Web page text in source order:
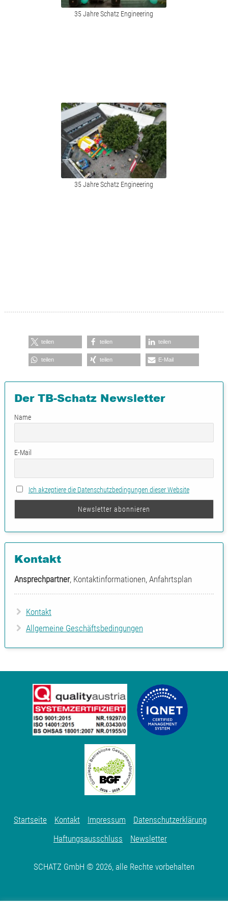
35 Jahre Schatz Engineering
35 Jahre Schatz Engineering
teilen teilen teilen
teilen teilen E-Mail
Der TB-Schatz Newsletter
Name
E-Mail
Ich akzeptiere die Datenschutzbedingungen dieser Website
Kontakt
Ansprechpartner, Kontaktinformationen, Anfahrtsplan
Kontakt
Allgemeine Geschäftsbedingungen
Startseite Kontakt Impressum
Datenschutzerklärung
Haftungsausschluss
Newsletter
SCHATZ GmbH © 2026, alle Rechte vorbehalten